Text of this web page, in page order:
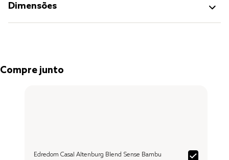
Dimensões
Compre junto
Edredom Casal Altenburg Blend Sense Bambu